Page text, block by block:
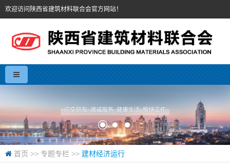
欢迎访问陕西省建筑材料联合会官方网站！
首页 >> 专题专栏 >> 建材经济运行